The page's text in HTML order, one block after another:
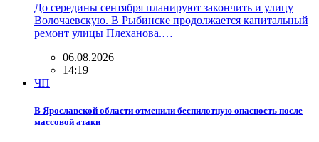
До середины сентября планируют закончить и улицу
Волочаевскую. В Рыбинске продолжается капитальный
ремонт улицы Плеханова.…
06.08.2026
14:19
ЧП
В Ярославской области отменили беспилотную опасность после
массовой атаки